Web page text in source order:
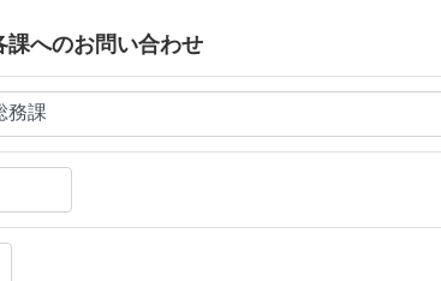
課へのお問い合わせ